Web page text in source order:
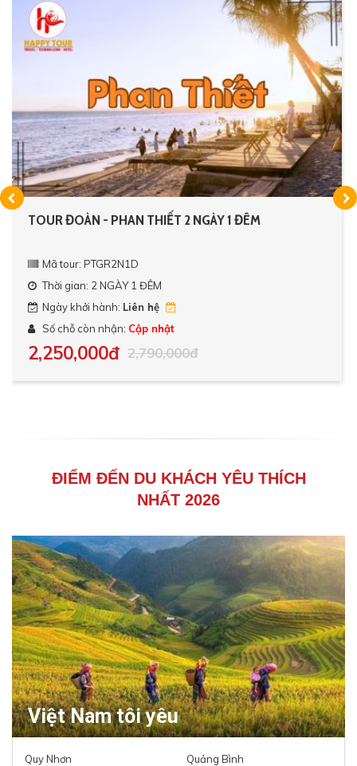
TOUR ĐOÀN - PHAN THIẾT 2 NGÀY 1 ĐÊM
Mã tour: PTGR2N1D
Thời gian: 2 NGÀY 1 ĐÊM
Ngày khởi hành: Liên hệ
Số chỗ còn nhận: Cập nhật
2,250,000đ 2,790,000đ
ĐIỂM ĐẾN DU KHÁCH YÊU THÍCH
NHẤT 2026
Việt Nam tôi yêu
Quy Nhơn Quảng Bình